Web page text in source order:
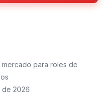
para roles de
de 2026